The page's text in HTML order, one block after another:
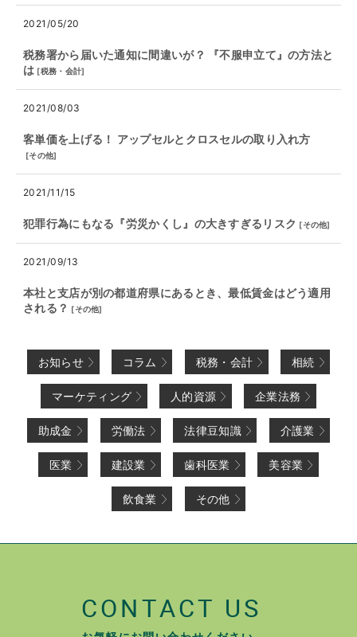
2021/05/20
税務署から届いた通知に間違いが？ 『不服申立て』の方法と
は [税務・会計]
2021/08/03
客単価を上げる！ アップセルとクロスセルの取り入れ方
[その他]
2021/11/15
犯罪行為にもなる『労災かくし』の大きすぎるリスク [その他]
2021/09/13
本社と支店が別の都道府県にあるとき、最低賃金はどう適用
される？ [その他]
お知らせ コラム 税務・会計 相続
マーケティング 人的資源 企業法務
助成金 労働法 法律豆知識 介護業
医業 建設業 歯科医業 美容業
飲食業 その他
CONTACT US